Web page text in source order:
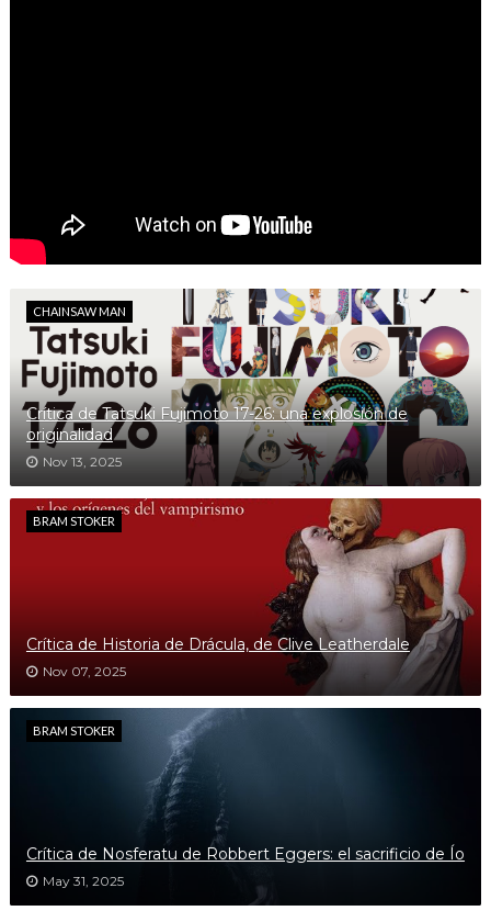
CHAINSAW MAN
Crítica de Tatsuki Fujimoto 17-26: una explosión de
originalidad
Nov 13, 2025
BRAM STOKER
Crítica de Historia de Drácula, de Clive Leatherdale
Nov 07, 2025
BRAM STOKER
Crítica de Nosferatu de Robbert Eggers: el sacrificio de Ío
May 31, 2025